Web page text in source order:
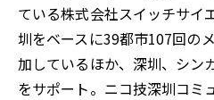
ている株式会社スイッチサイ
圳をベースに39都市107回の
加しているほか、深圳、シン
をサポート。ニコ技深圳コミ